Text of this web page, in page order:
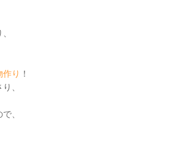
作り ！
、
、